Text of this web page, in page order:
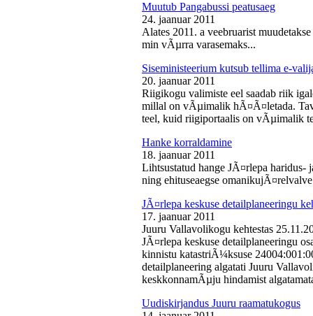
Muutub Pangabussi peatusaeg
24. jaanuar 2011
Alates 2011. a veebruarist
min vÃµrra varasemaks...
Siseministeerium kutsub tellima e-
20. jaanuar 2011
Riigikogu valimiste eel saadab riik
millal on vÃµimalik hÃ¤Ã¤letada.
teel, kuid riigiportaalis on vÃµimalik
Hanke korraldamine
18. jaanuar 2011
Lihtsustatud hange JÃ¤rlepa
ning ehituseaegse
JÃ¤rlepa keskuse detailplaneeringu
17. jaanuar 2011
Juuru Vallavolikogu kehtestas
JÃ¤rlepa keskuse detailplaneeringu
kinnistu katastriÃ¼ksuse
detailplaneering algatati Juuru
keskkonnamÃµju hindamist
Uudiskirjandus Juuru raamatukogus